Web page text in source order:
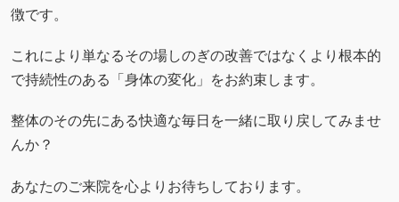
徴です。
これにより単なるその場しのぎの改善ではなくより根本的
で持続性のある「身体の変化」をお約束します。
整体のその先にある快適な毎日を一緒に取り戻してみませ
んか？
あなたのご来院を心よりお待ちしております。